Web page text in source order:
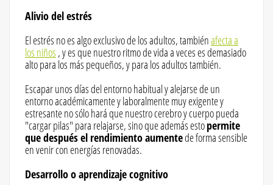
Alivio del estrés
El estrés no es algo exclusivo de los adultos, tambiénafecta a
los niños , y es que nuestro ritmo de vida a veces es demasiado
alto para los más pequeños, y para los adultos también.
Escapar unos días del entorno habitual y alejarse de un
entorno académicamente y laboralmente muy exigente y
estresante no sólo hará que nuestro cerebro y cuerpo pueda
"cargar pilas" para relajarse, sino que además estopermite
que después el rendimiento aumentede forma sensible
en venir con energías renovadas.
Desarrollo o aprendizaje cognitivo